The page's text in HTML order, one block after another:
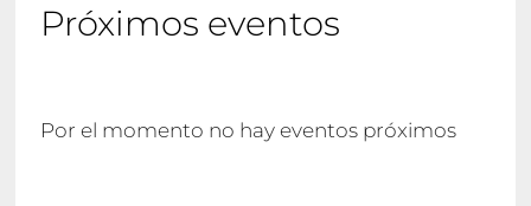
Próximos eventos
Por el momento no hay eventos próximos